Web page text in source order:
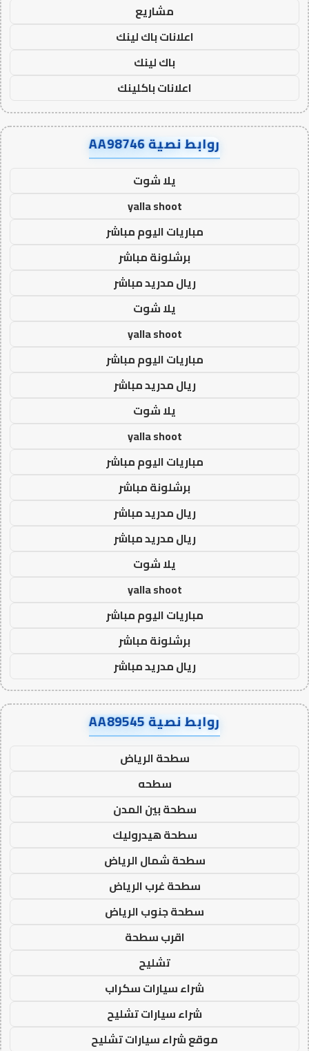
مشاريع
اعلانات باك لينك
باك لينك
اعلانات باكلينك
روابط نصية AA98746
يلا شوت
yalla shoot
مباريات اليوم مباشر
برشلونة مباشر
ريال مدريد مباشر
يلا شوت
yalla shoot
مباريات اليوم مباشر
ريال مدريد مباشر
يلا شوت
yalla shoot
مباريات اليوم مباشر
برشلونة مباشر
ريال مدريد مباشر
ريال مدريد مباشر
يلا شوت
yalla shoot
مباريات اليوم مباشر
برشلونة مباشر
ريال مدريد مباشر
روابط نصية AA89545
سطحة الرياض
سطحه
سطحة بين المدن
سطحة هيدروليك
سطحة شمال الرياض
سطحة غرب الرياض
سطحة جنوب الرياض
اقرب سطحة
تشليح
شراء سيارات سكراب
شراء سيارات تشليح
موقع شراء سيارات تشليح